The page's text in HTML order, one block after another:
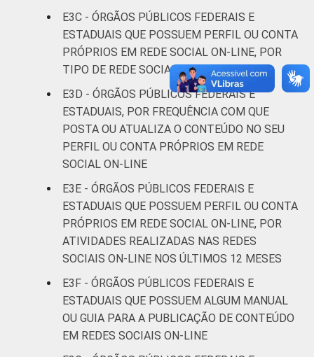
E3C - ÓRGÃOS PÚBLICOS FEDERAIS E
ESTADUAIS QUE POSSUEM PERFIL OU CONTA
PRÓPRIOS EM REDE SOCIAL ON-LINE, POR
TIPO DE REDE SOCIAL
E3D - ÓRGÃOS PÚBLICOS FEDERAIS E
ESTADUAIS, POR FREQUÊNCIA COM QUE
POSTA OU ATUALIZA O CONTEÚDO NO SEU
PERFIL OU CONTA PRÓPRIOS EM REDE
SOCIAL ON-LINE
E3E - ÓRGÃOS PÚBLICOS FEDERAIS E
ESTADUAIS QUE POSSUEM PERFIL OU CONTA
PRÓPRIOS EM REDE SOCIAL ON-LINE, POR
ATIVIDADES REALIZADAS NAS REDES
SOCIAIS ON-LINE NOS ÚLTIMOS 12 MESES
E3F - ÓRGÃOS PÚBLICOS FEDERAIS E
ESTADUAIS QUE POSSUEM ALGUM MANUAL
OU GUIA PARA A PUBLICAÇÃO DE CONTEÚDO
EM REDES SOCIAIS ON-LINE